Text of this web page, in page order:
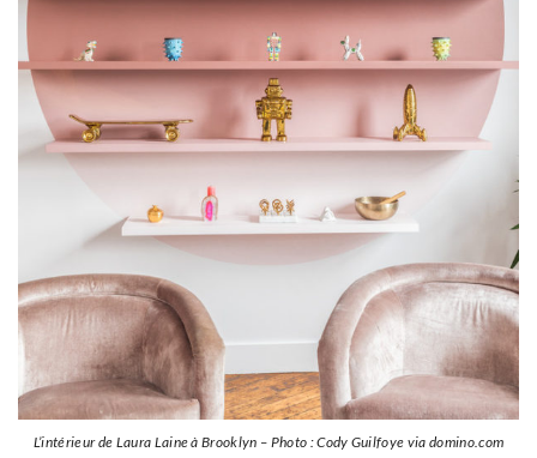
L’intérieur de Laura Laine à Brooklyn – Photo : Cody Guilfoye via domino.com